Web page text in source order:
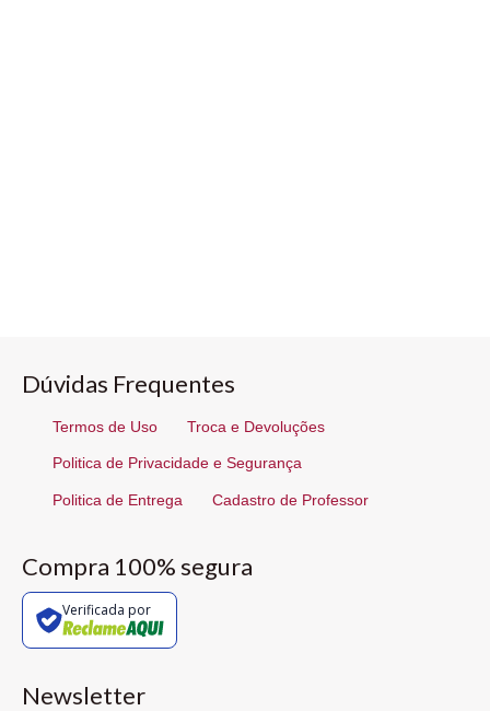
Dúvidas Frequentes
Termos de Uso Troca e Devoluções
Politica de Privacidade e Segurança
Politica de Entrega Cadastro de Professor
Compra 100% segura
Verificada por
Newsletter